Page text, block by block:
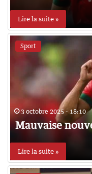
Lire la suite »
Sport
3 octobre 2025 - 18:10
Mauvaise
Lire la suite »